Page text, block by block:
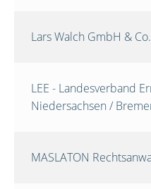
Lars Walch GmbH &
LEE - Landesverband
Niedersachsen /
MASLATON